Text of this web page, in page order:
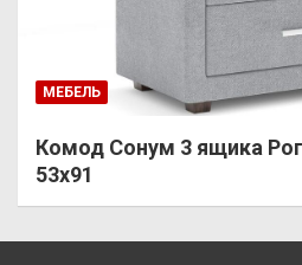
МЕБЕЛЬ
Комод Сонум 3 ящика
53х91